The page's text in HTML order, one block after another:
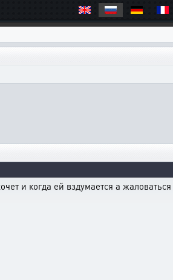
и когда ей вздумается а